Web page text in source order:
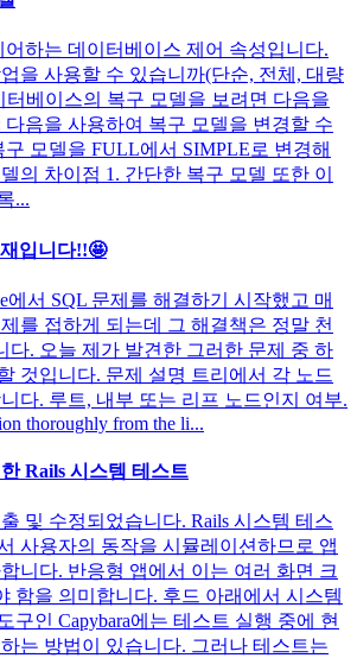
하는 데이터베이스 제어 속성입니다.
을 사용할 수 있습니까(단순, 전체, 대량
터베이스의 복구 모델을 보려면 다음을
음을 사용하여 복구 모델을 변경할 수
모델을 FULL에서 SIMPLE로 변경해
의 차이점 1. 간단한 복구 모델 또한 이
...
입니다!!🤩
에서 SQL 문제를 해결하기 시작했고 매
를 접하게 되는데 그 해결책은 정말 천
다. 오늘 제가 발견한 그러한 문제 중 하
것입니다. 문제 설명 트리에서 각 노드
다. 루트, 내부 또는 리프 노드인지 여부.
thoroughly from the li...
Rails 시스템 테스트
및 수정되었습니다. Rails 시스템 테스
사용자의 동작을 시뮬레이션하므로 앱
니다. 반응형 앱에서 이는 여러 화면 크
함을 의미합니다. 후드 아래에서 시스템
구인 Capybara에는 테스트 실행 중에 현
는 방법이 있습니다. 그러나 테스트는